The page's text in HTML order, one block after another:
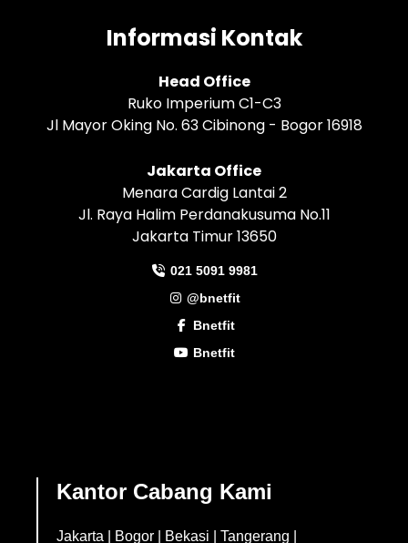
Informasi Kontak
Head Office
Ruko Imperium C1-C3
Jl Mayor Oking No. 63 Cibinong - Bogor 16918
Jakarta Office
Menara Cardig Lantai 2
Jl. Raya Halim Perdanakusuma No.11
Jakarta Timur 13650
021 5091 9981
@bnetfit
Bnetfit
Bnetfit
Kantor Cabang Kami
Jakarta Bogor Bekasi Tangerang